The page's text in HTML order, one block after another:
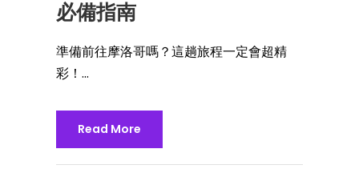
必備指南
準備前往摩洛哥嗎？這趟旅程一定會超精
彩！...
Read More